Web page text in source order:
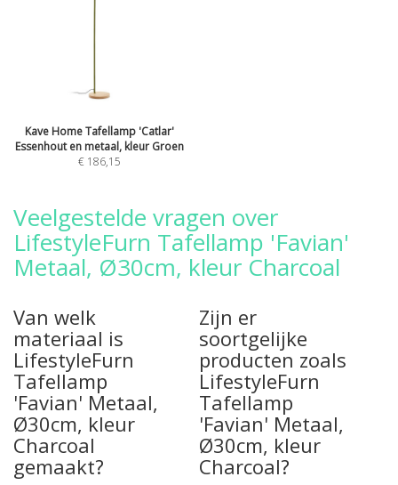
Kave Home Tafellamp 'Catlar'
Essenhout en metaal, kleur Groen
€ 186,15
Veelgestelde vragen over
LifestyleFurn Tafellamp 'Favian'
Metaal, Ø30cm, kleur Charcoal
Van welk
materiaal is
LifestyleFurn
Tafellamp
'Favian' Metaal,
Ø30cm, kleur
Charcoal
gemaakt?
Zijn er
soortgelijke
producten zoals
LifestyleFurn
Tafellamp
'Favian' Metaal,
Ø30cm, kleur
Charcoal?